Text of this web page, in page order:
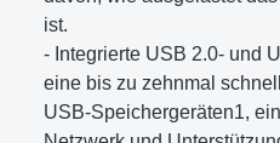
ist.
- Integrierte USB 2.0- und
eine bis zu zehnmal
USB-Speichergeräten1,